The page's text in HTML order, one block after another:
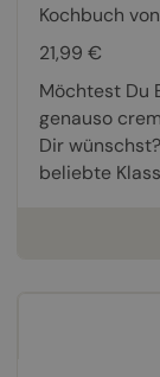
Kochbuch von
21,99 €
Möchtest Du
genauso
Dir
beliebte